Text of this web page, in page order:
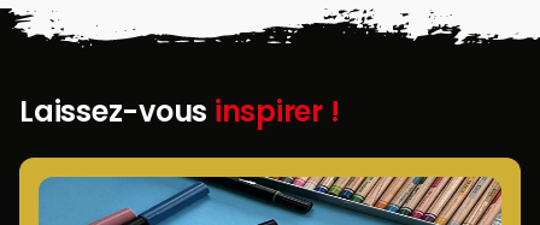
Laissez-vous inspirer !